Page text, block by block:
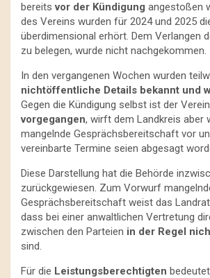
bereitsvor der Kündigung angestoßen
des Vereins wurden für 2024 und 2025
überdimensional erhört. Dem Verlangen
zu belegen, wurde nicht nachgekommen.
In den vergangenen Wochen wurden
nichtöffentliche Details bekannt und
Gegen die Kündigung selbst ist der Verein
vorgegangen, wirft dem Landkreis aber
mangelnde Gesprächsbereitschaft vor
vereinbarte Termine seien abgesagt
Diese Darstellung hat die Behörde
zurückgewiesen. Zum Vorwurf
Gesprächsbereitschaft weist das
dass bei einer anwaltlichen Vertretung
zwischen den Parteien in der Regel
sind.
Für die Leistungsberechtigten